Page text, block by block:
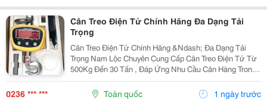
Cân Treo Điện Tử Chính Hãng Đa Dạng Tải
Trọng
Cân Treo Điện Tử Chính Hãng &Ndash; Đa Dạng Tải
Trọng Nam Lộc Chuyên Cung Cấp Cân Treo Điện Tử Từ
500Kg Đến 30 Tấn , Đáp Ứng Nhu Cầu Cân Hàng Trong
Nhà Xưởng, Kho Bãi, Cảng Và Ngành Thép. Ưu Điểm
✔️ Màn Hình Led Hiển Thị Rõ Nét. ✔️ Móc Treo Hợp...
0236 *** *** Toàn quốc 1 ngày trước